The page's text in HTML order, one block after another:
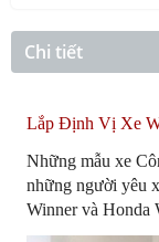
Chi tiết
Lắp Định Vị Xe
Những mẫu xe
những người yêu
Winner và Honda